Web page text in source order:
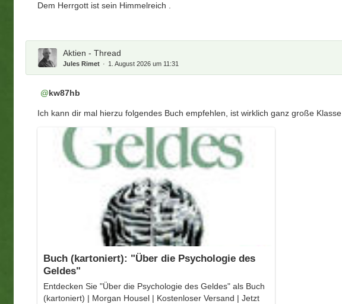
Dem Herrgott ist sein Himmelreich .
Aktien - Thread
Jules Rimet 1. August 2026 um 11:31
kw87hb
Ich kann dir mal hierzu folgendes Buch empfehlen, ist wirklich ganz große Klasse
Buch (kartoniert): "Über die Psychologie des
Geldes"
Entdecken Sie "Über die Psychologie des Geldes" als Buch
(kartoniert) | Morgan Housel | Kostenloser Versand | Jetzt